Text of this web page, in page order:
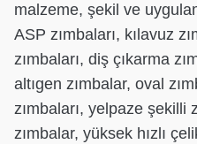
malzeme, şekil ve
ASP zımbaları, kılavuz
zımbaları, diş çıkarma
altıgen zımbalar, oval
zımbaları, yelpaze şekilli
zımbalar, yüksek hızlı